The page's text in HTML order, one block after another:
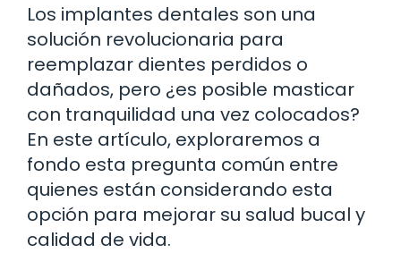
Los implantes dentales son una
solución revolucionaria para
reemplazar dientes perdidos o
dañados, pero ¿es posible masticar
con tranquilidad una vez colocados?
En este artículo, exploraremos a
fondo esta pregunta común entre
quienes están considerando esta
opción para mejorar su salud bucal y
calidad de vida.